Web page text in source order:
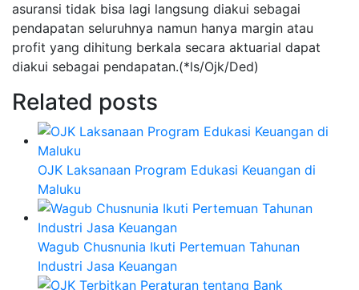
asuransi tidak bisa lagi langsung diakui sebagai
pendapatan seluruhnya namun hanya margin atau
profit yang dihitung berkala secara aktuarial dapat
diakui sebagai pendapatan.(*ls/Ojk/Ded)
Related posts
OJK Laksanaan Program Edukasi Keuangan di
Maluku
Wagub Chusnunia Ikuti Pertemuan Tahunan
Industri Jasa Keuangan